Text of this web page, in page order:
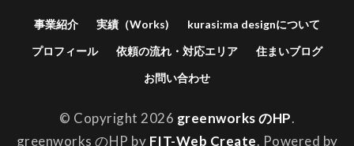
事業紹介 実績（Works)
kurasi:ma designについて
プロフィール
依頼の流れ・対応エリア
住まいブログ
お問い合わせ
© Copyright 2026 greenworks のHP.
greenworks のHP by FIT-Web Create. Powered by